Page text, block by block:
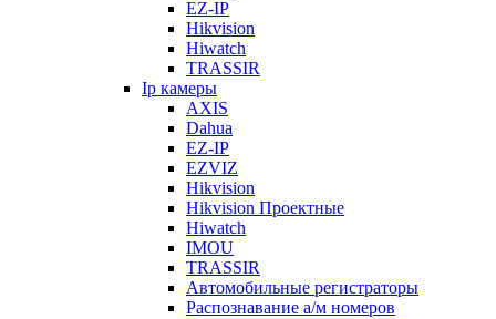
EZ-IP
Hikvision
Hiwatch
TRASSIR
Ip камеры
AXIS
Dahua
EZ-IP
EZVIZ
Hikvision
Hikvision Проектные
Hiwatch
IMOU
TRASSIR
Автомобильные регистраторы
Распознавание а/м номеров